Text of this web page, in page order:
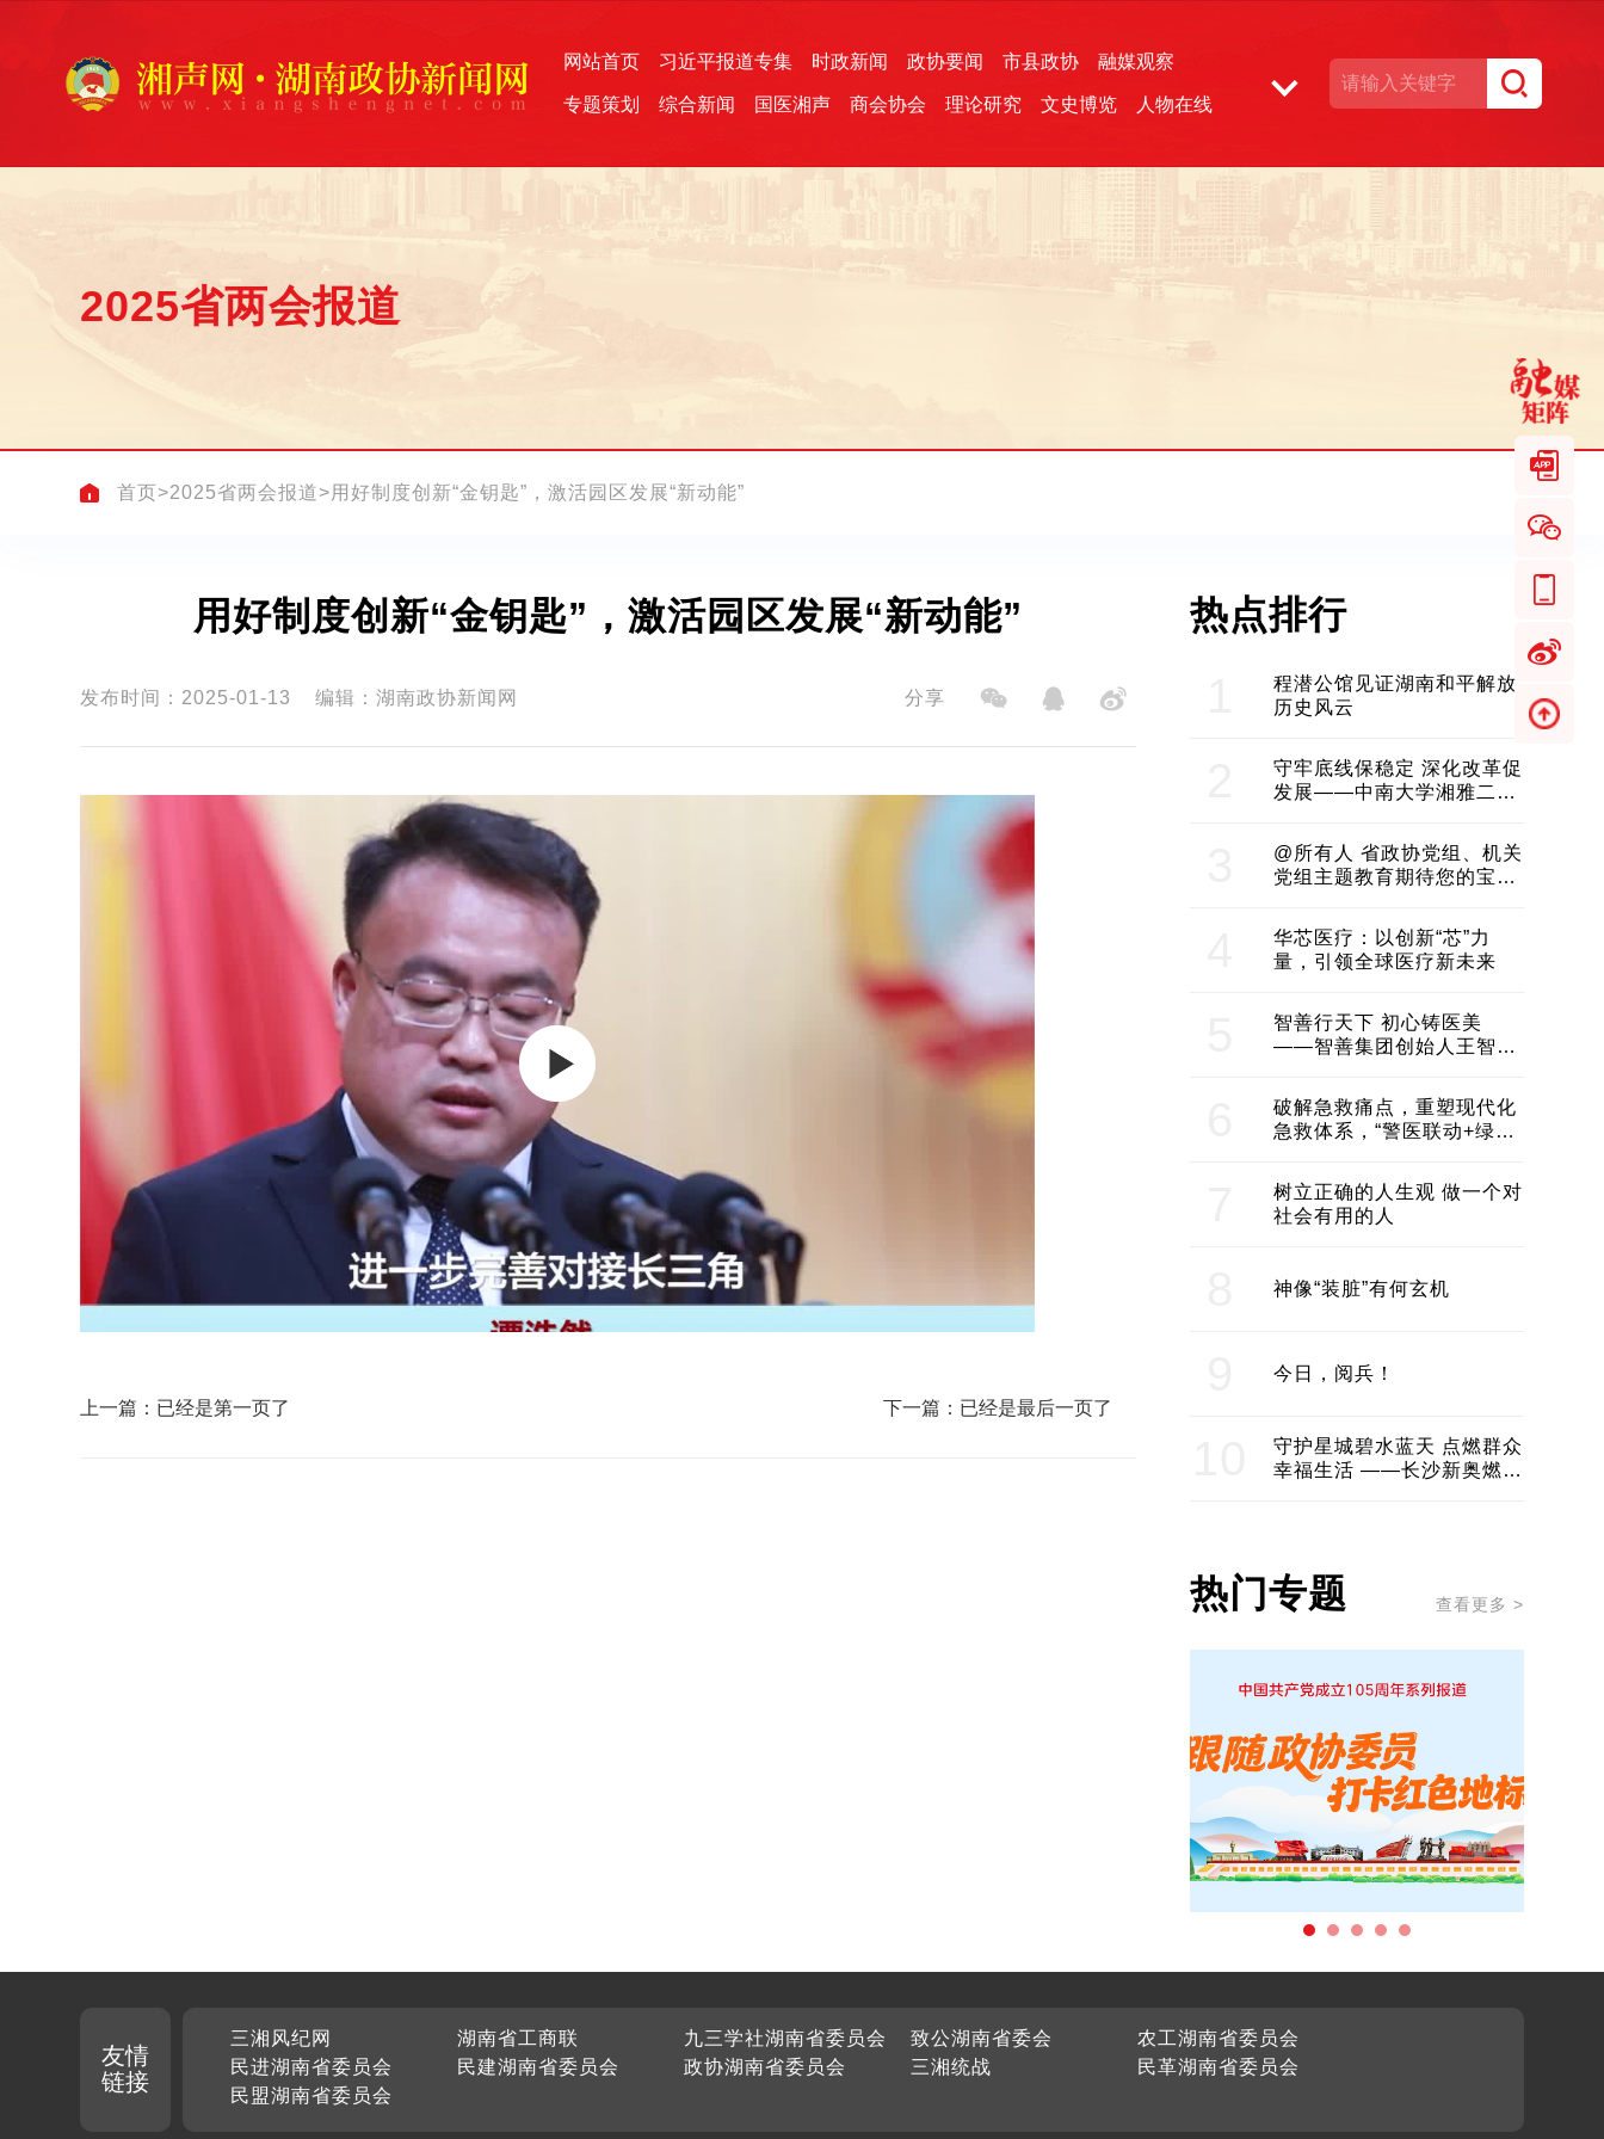
网站首页 习近平报道专集 时政新闻 政协要闻 市县政协 融媒观察
专题策划 综合新闻 国医湘声 商会协会 理论研究 文史博览 人物在线
2025省两会报道
首页>2025省两会报道>用好制度创新“金钥匙”，激活园区发展“新动能”
用好制度创新“金钥匙”，激活园区发展“新动能”
发布时间：2025-01-13 编辑：湖南政协新闻网 分享
上一篇：已经是第一页了 下一篇：已经是最后一页了
热点排行
程潜公馆见证湖南和平解放
历史风云
守牢底线保稳定 深化改革促
发展——中南大学湘雅二医
@所有人 省政协党组、机关
党组主题教育期待您的宝贵
华芯医疗：以创新“芯”力
量，引领全球医疗新未来
智善行天下 初心铸医美
——智善集团创始人王智带
建医美产业良性生态圈
破解急救痛点，重塑现代化
急救体系，“警医联动+绿波
树立正确的人生观 做一个对
社会有用的人
神像“装脏”有何玄机
今日，阅兵！
守护星城碧水蓝天 点燃群众
幸福生活 ——长沙新奥燃气
热门专题 查看更多 >
友情
链接
三湘风纪网 湖南省工商联 九三学社湖南省委员会 致公湖南省委会
农工湖南省委员会
民进湖南省委员会
民建湖南省委员会 政协湖南省委员会 三湘统战
民革湖南省委员会
民盟湖南省委员会